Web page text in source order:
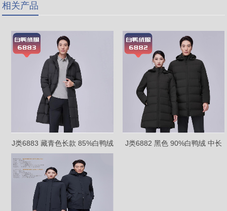
相关产品
J类6883 藏青色长款 85%白鸭绒
长款
J类6882 黑色 90%白鸭绒 中长